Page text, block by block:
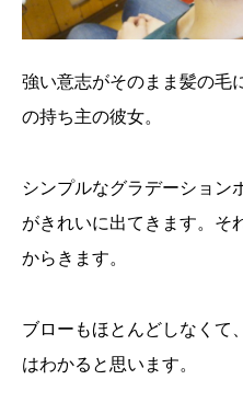
強い意志がそのまま髪の毛
の持ち主の彼女。
シンプルなグラデーション
がきれいに出てきます。そ
からきます。
ブローもほとんどしなくて
はわかると思います。